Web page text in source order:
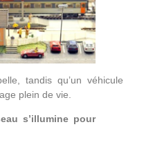
tandis qu’un véhicule
plein de vie.
s’illumine pour